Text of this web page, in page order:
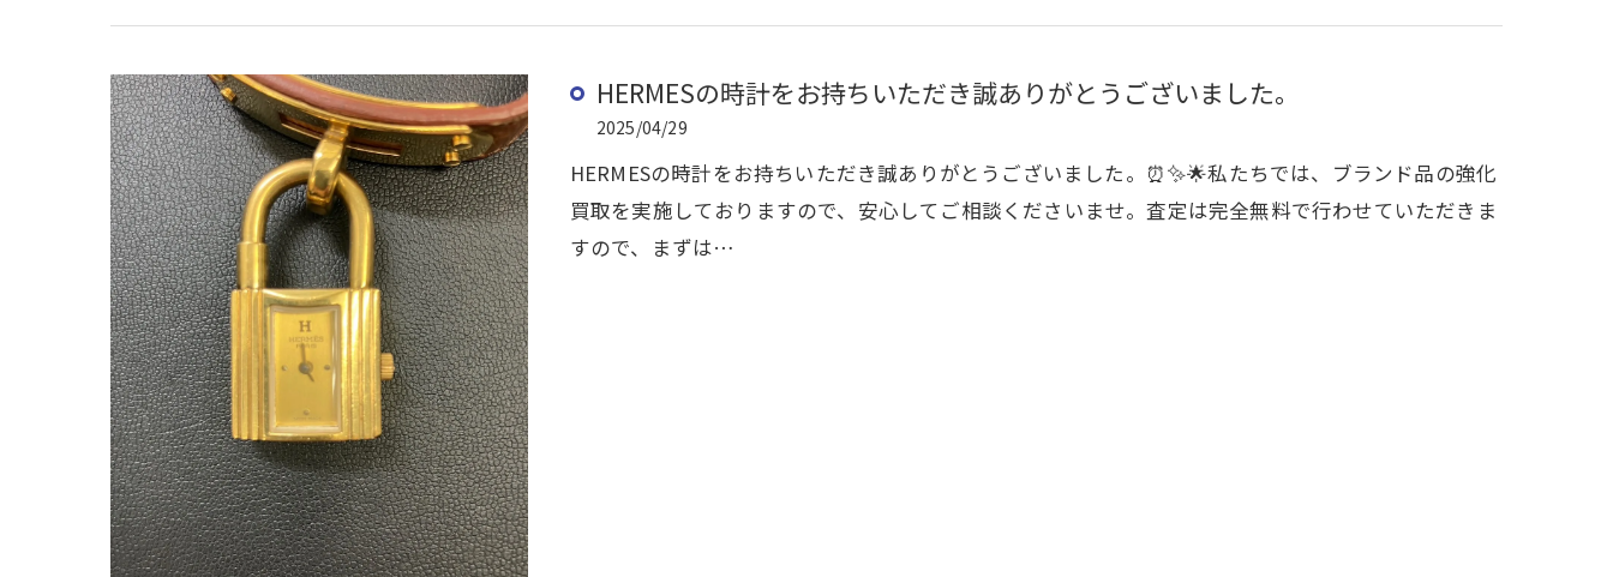
HERMESの時計をお持ちいただき誠ありがとうございました。
2025/04/29
HERMESの時計をお持ちいただき誠ありがとうございました。⏰✨🌟私たちでは、ブランド品の強化
買取を実施しておりますので、安心してご相談くださいませ。査定は完全無料で行わせていただきま
すので、まずは…